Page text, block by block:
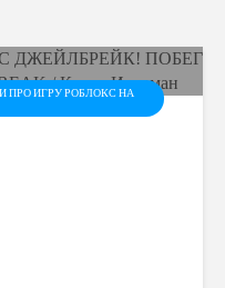
ПРО ИГРУ РОБЛОКС НА